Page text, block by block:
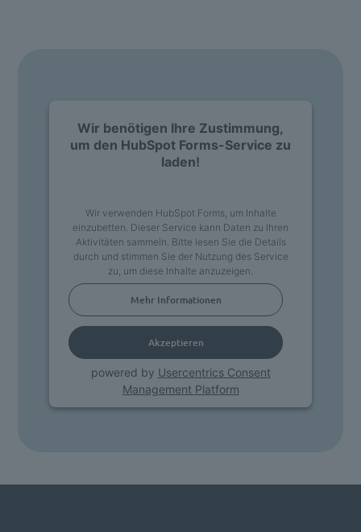
Wir benötigen Ihre Zustimmung,
um den HubSpot Forms-Service zu
laden!
Wir verwenden HubSpot Forms, um Inhalte
einzubetten. Dieser Service kann Daten zu Ihren
Aktivitäten sammeln. Bitte lesen Sie die Details
durch und stimmen Sie der Nutzung des Service
zu, um diese Inhalte anzuzeigen.
Mehr Informationen
Akzeptieren
powered by Usercentrics Consent
Management Platform